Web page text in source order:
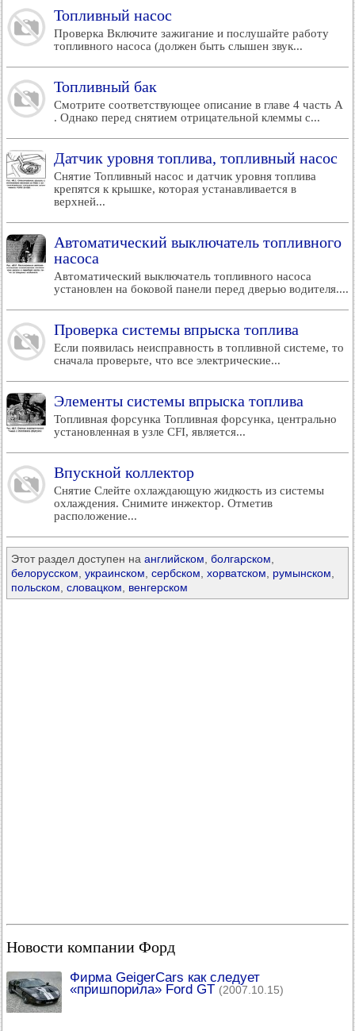
Топливный насос
Проверка Включите зажигание и послушайте работу
топливного насоса (должен быть слышен звук...
Топливный бак
Смотрите соответствующее описание в главе 4 часть А
. Однако перед снятием отрицательной клеммы с...
Датчик уровня топлива, топливный насос
Снятие Топливный насос и датчик уровня топлива
крепятся к крышке, которая устанавливается в
верхней...
Автоматический выключатель топливного
насоса
Автоматический выключатель топливного насоса
установлен на боковой панели перед дверью водителя....
Проверка системы впрыска топлива
Если появилась неисправность в топливной системе, то
сначала проверьте, что все электрические...
Элементы системы впрыска топлива
Топливная форсунка Топливная форсунка, центрально
установленная в узле CFI, является...
Впускной коллектор
Снятие Слейте охлаждающую жидкость из системы
охлаждения. Снимите инжектор. Отметив
расположение...
Этот раздел доступен на английском болгарском
белорусском украинском сербском хорватском румынском
польском словацком венгерском
Новости компании Форд
Фирма GeigerCars как следует
«пришпорила» Ford GT (2007.10.15)